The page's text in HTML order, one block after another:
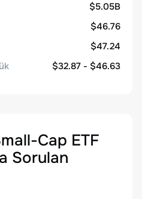
$5.05B
$46.76
$47.24
$32.87 - $46.63
Cap ETF
Sorulan